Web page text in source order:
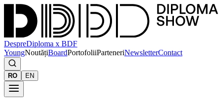
DespreDiploma x BDF
YoungNoutățiBoardPortofoliiParteneriNewsletterContact
RO EN